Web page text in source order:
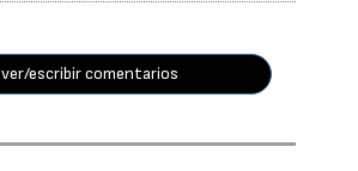
ver/escribir comentarios